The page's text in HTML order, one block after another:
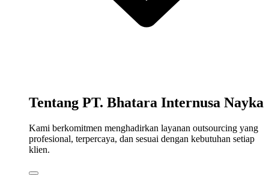
Tentang PT. Bhatara Internusa Nayka
Kami berkomitmen menghadirkan layanan outsourcing yang
profesional, terpercaya, dan sesuai dengan kebutuhan setiap
klien.